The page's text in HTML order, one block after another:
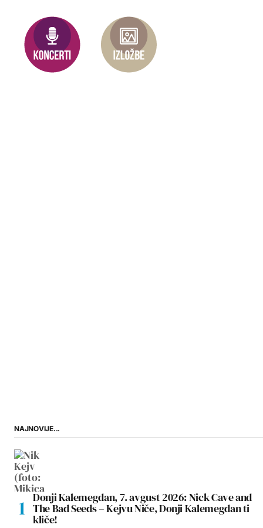
NAJNOVIJE...
Donji Kalemegdan, 7. avgust 2026: Nick Cave and
The Bad Seeds – Kejvu Niče, Donji Kalemegdan ti
kliče!